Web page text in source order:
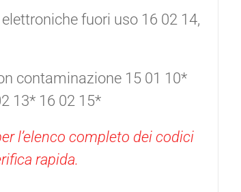
fuori uso 16 02 14,
contaminazione 15 01 10*
13* 16 02 15*
l’elenco completo dei codici
rapida.